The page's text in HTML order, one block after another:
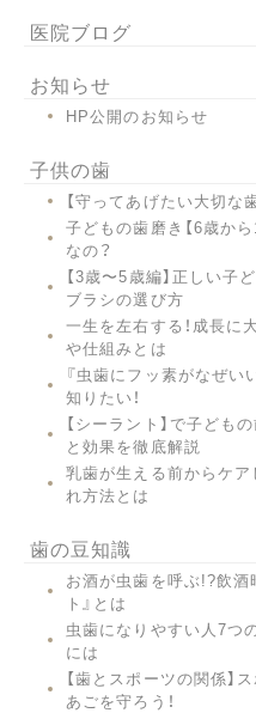
医院ブログ
お知らせ
HP公開のお知らせ
子供の歯
【守ってあげたい大切な
子どもの歯磨き【6歳か
なの？
【3歳〜5歳編】正しい
ブラシの選び方
一生を左右する！成長に
や仕組みとは
『虫歯にフッ素がなぜい
知りたい！
【シーラント】で子ども
と効果を徹底解説
乳歯が生える前からケア
れ方法とは
歯の豆知識
お酒が虫歯を呼ぶ!?飲酒
ト』とは
虫歯になりやすい人7つ
には
【歯とスポーツの関係】
あごを守ろう！